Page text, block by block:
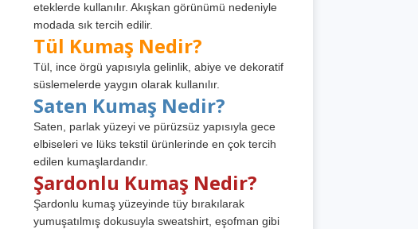
eteklerde kullanılır. Akışkan görünümü nedeniyle
modada sık tercih edilir.
Tül Kumaş Nedir?
Tül, ince örgü yapısıyla gelinlik, abiye ve dekoratif
süslemelerde yaygın olarak kullanılır.
Saten Kumaş Nedir?
Saten, parlak yüzeyi ve pürüzsüz yapısıyla gece
elbiseleri ve lüks tekstil ürünlerinde en çok tercih
edilen kumaşlardandır.
Şardonlu Kumaş Nedir?
Şardonlu kumaş yüzeyinde tüy bırakılarak
yumuşatılmış dokusuyla sweatshirt, eşofman gibi